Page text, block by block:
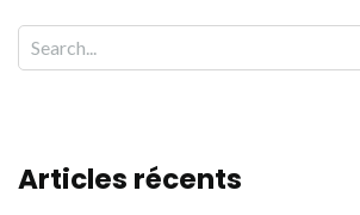
Articles récents